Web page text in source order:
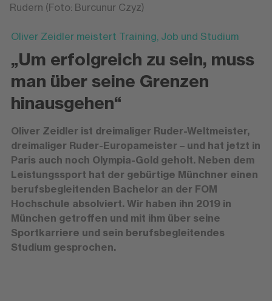
Rudern (Foto: Burcunur Czyz)
Oliver Zeidler meistert Training, Job und Studium
„Um erfolgreich zu sein, muss
man über seine Grenzen
hinausgehen“
Oliver Zeidler ist dreimaliger Ruder-Weltmeister,
dreimaliger Ruder-Europameister – und hat jetzt in
Paris auch noch Olympia-Gold geholt. Neben dem
Leistungssport hat der gebürtige Münchner einen
berufsbegleitenden Bachelor an der FOM
Hochschule absolviert. Wir haben ihn 2019 in
München getroffen und mit ihm über seine
Sportkarriere und sein berufsbegleitendes
Studium gesprochen.